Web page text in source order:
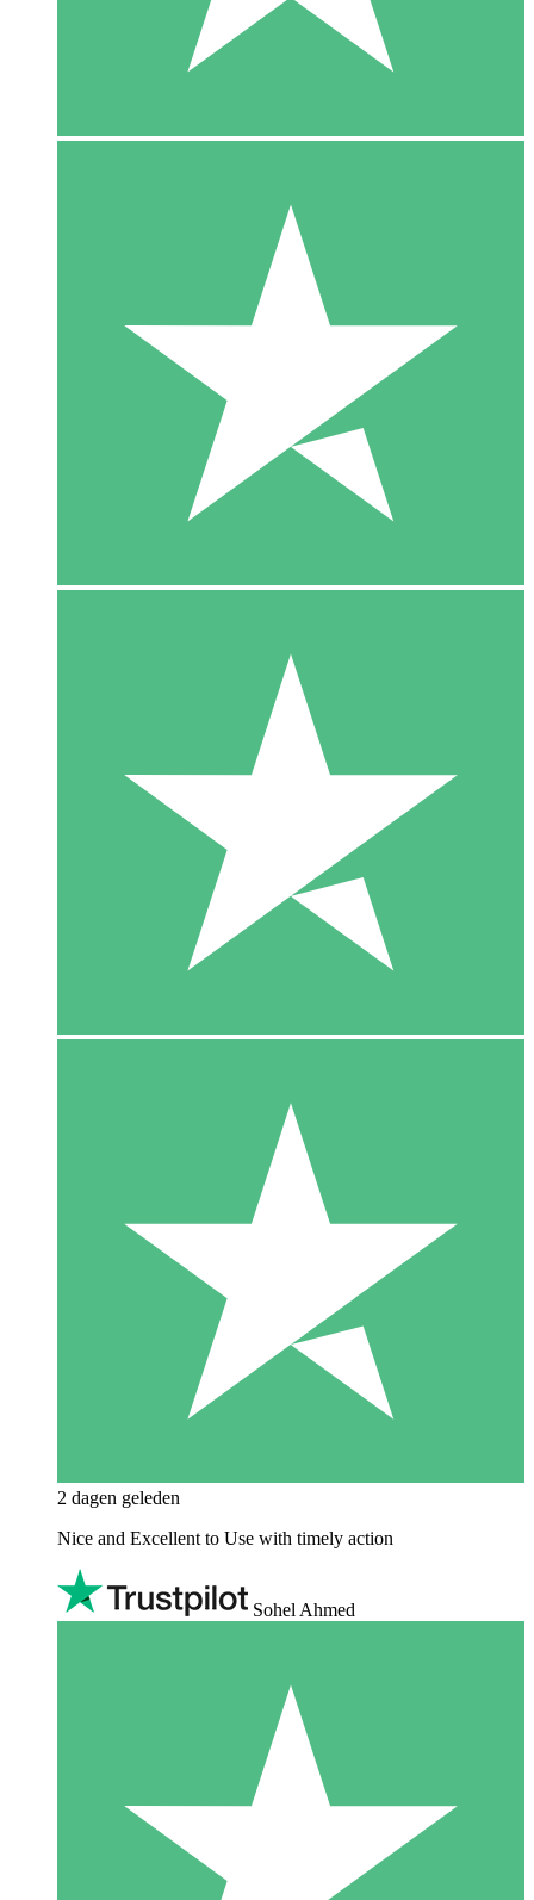
2 dagen geleden
Nice and Excellent to Use with timely action
Sohel Ahmed